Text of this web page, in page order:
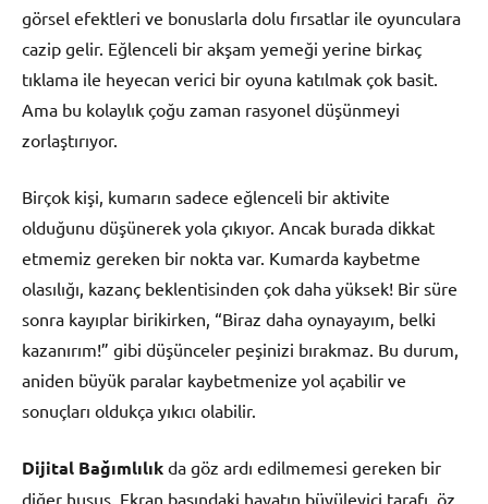
görsel efektleri ve bonuslarla dolu fırsatlar ile oyunculara
cazip gelir. Eğlenceli bir akşam yemeği yerine birkaç
tıklama ile heyecan verici bir oyuna katılmak çok basit.
Ama bu kolaylık çoğu zaman rasyonel düşünmeyi
zorlaştırıyor.
Birçok kişi, kumarın sadece eğlenceli bir aktivite
olduğunu düşünerek yola çıkıyor. Ancak burada dikkat
etmemiz gereken bir nokta var. Kumarda kaybetme
olasılığı, kazanç beklentisinden çok daha yüksek! Bir süre
sonra kayıplar birikirken, “Biraz daha oynayayım, belki
kazanırım!” gibi düşünceler peşinizi bırakmaz. Bu durum,
aniden büyük paralar kaybetmenize yol açabilir ve
sonuçları oldukça yıkıcı olabilir.
Dijital Bağımlılık da göz ardı edilmemesi gereken bir
diğer husus. Ekran başındaki hayatın büyüleyici tarafı, öz